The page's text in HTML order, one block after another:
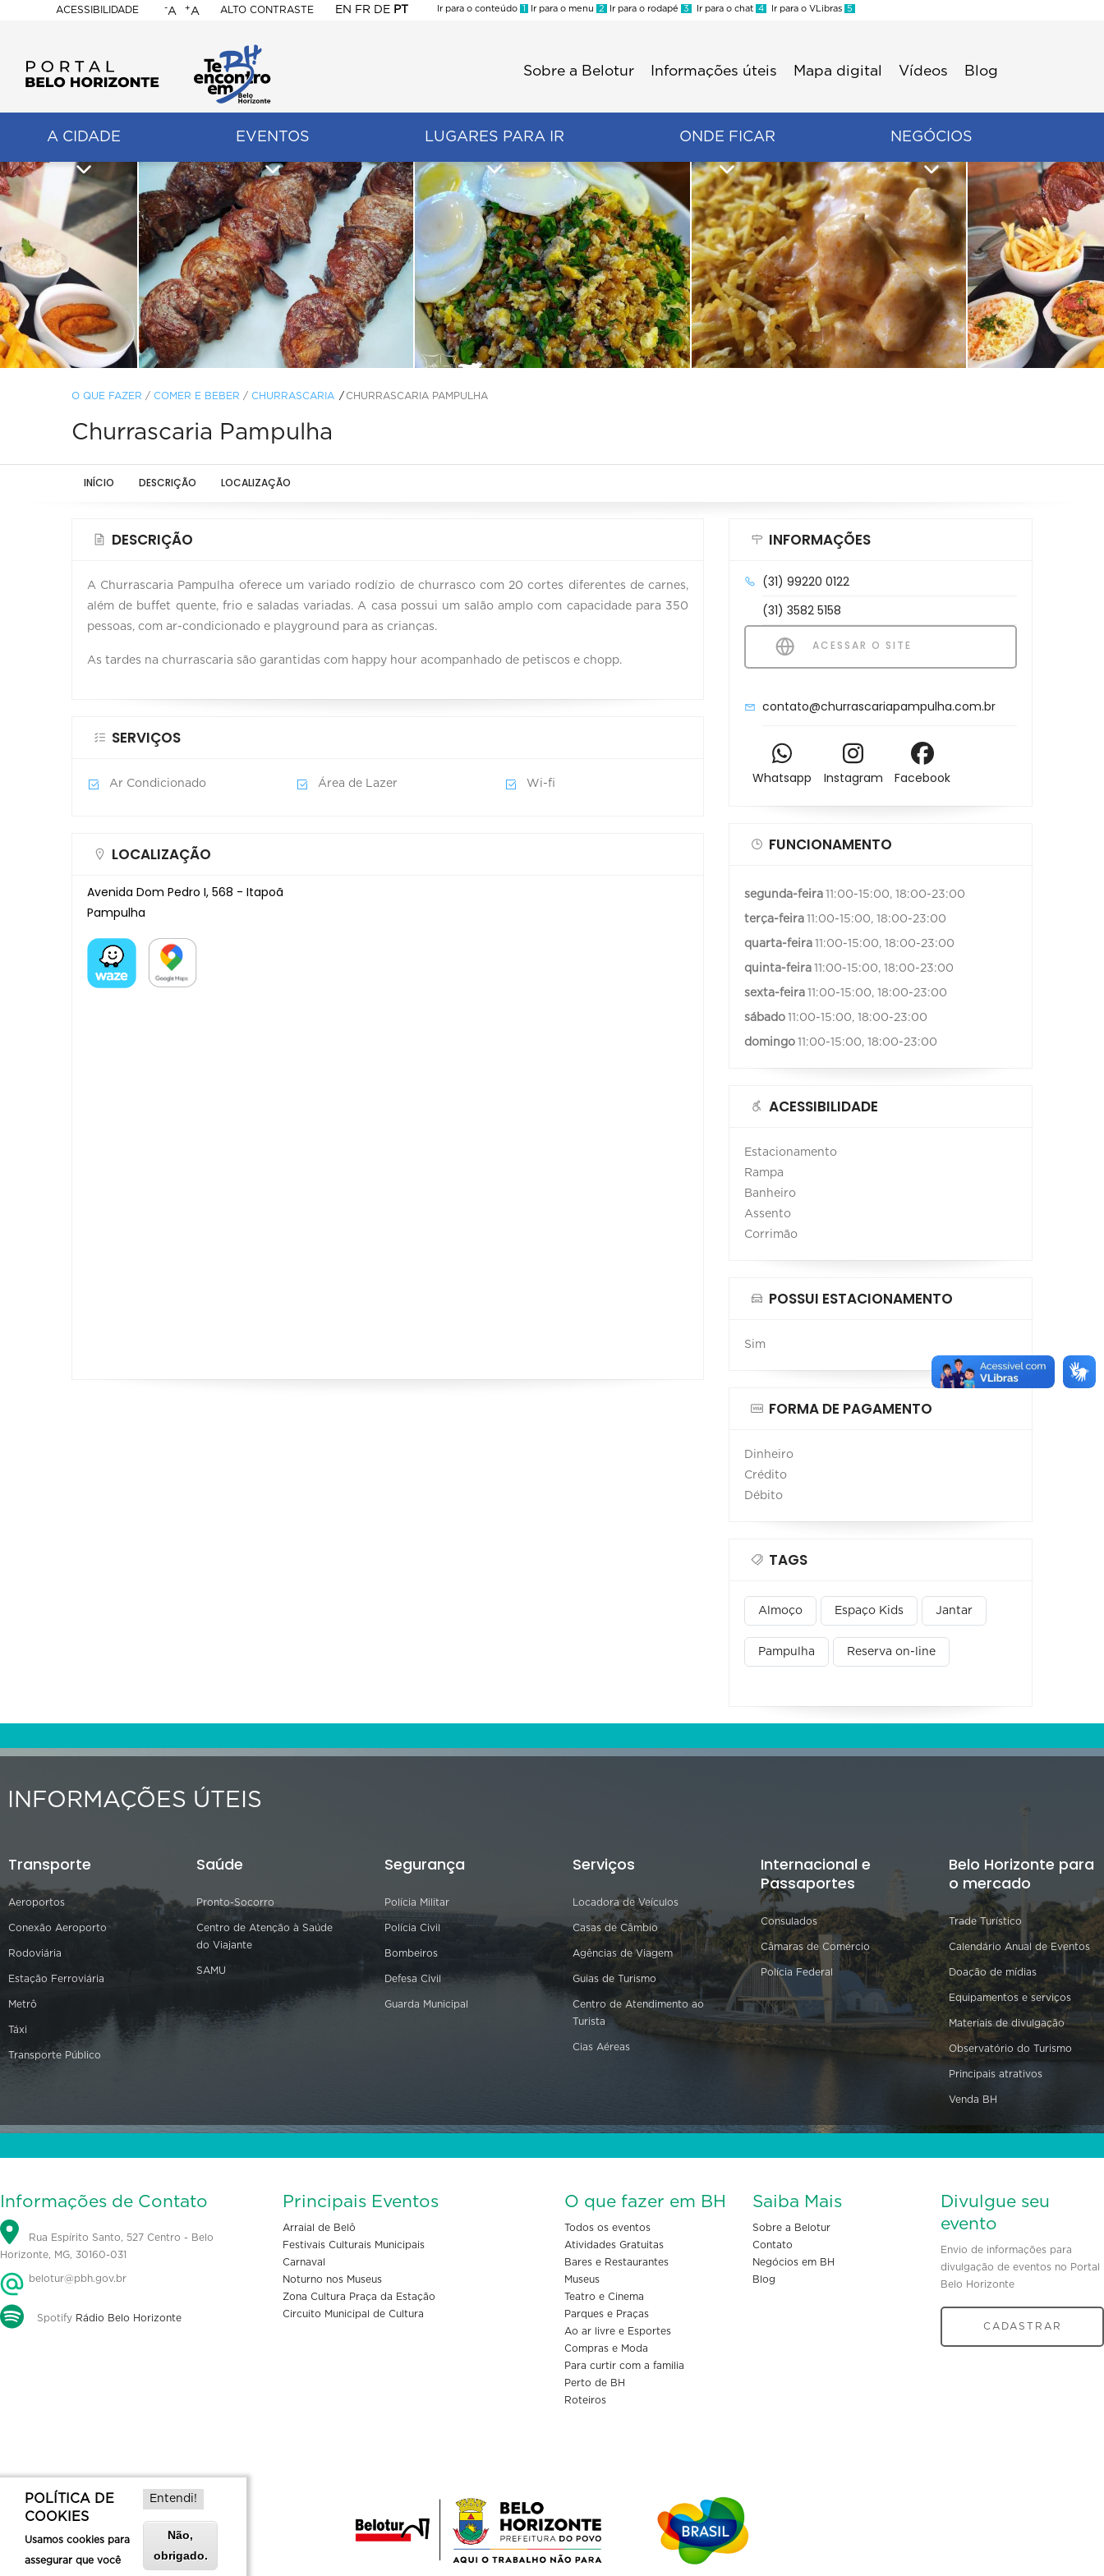
ACESSIBILIDADE
BELO
HORIZONTE
-A +A ALTO CONTRASTE EN FR DE PT
Ir para o conteúdo 1 Ir para o menu 2 Ir para o rodapé 3 Ir para o chat 4 Ir para o VLibras 5
Sobre a Belotur Informações úteis Mapa digital Vídeos Blog
A CIDADE EVENTOS LUGARES PARA IR ONDE FICAR NEGÓCIOS
O QUE FAZER / COMER E BEBER / CHURRASCARIA CHURRASCARIA PAMPULHA
Churrascaria Pampulha
INÍCIO DESCRIÇÃO LOCALIZAÇÃO
DESCRIÇÃO
A Churrascaria Pampulha oferece um variado rodízio de churrasco com 20 cortes diferentes de carnes,
além de buffet quente, frio e saladas variadas. A casa possui um salão amplo com capacidade para 350
pessoas, com ar-condicionado e playground para as crianças.
As tardes na churrascaria são garantidas com happy hour acompanhado de petiscos e chopp.
SERVIÇOS
Ar Condicionado Área de Lazer Wi-fi
LOCALIZAÇÃO
Avenida Dom Pedro I, 568 - Itapoã
Pampulha
INFORMAÇÕES
(31) 99220 0122
(31) 3582 5158
ACESSAR O SITE
contato@churrascariapampulha.com.br
Whatsapp Instagram Facebook
FUNCIONAMENTO
segunda-feira 11:00-15:00, 18:00-23:00
terça-feira 11:00-15:00, 18:00-23:00
quarta-feira 11:00-15:00, 18:00-23:00
quinta-feira 11:00-15:00, 18:00-23:00
sexta-feira 11:00-15:00, 18:00-23:00
sábado 11:00-15:00, 18:00-23:00
domingo 11:00-15:00, 18:00-23:00
ACESSIBILIDADE
Estacionamento
Rampa
Banheiro
Assento
Corrimão
POSSUI ESTACIONAMENTO
Sim
FORMA DE PAGAMENTO
Dinheiro
Crédito
Débito
TAGS
Almoço Espaço Kids Jantar
Pampulha Reserva on-line
INFORMAÇÕES ÚTEIS
Transporte
Aeroportos
Conexão Aeroporto
Rodoviária
Estação Ferroviária
Metrô
Táxi
Transporte Público
Saúde
Pronto-Socorro
Centro de Atenção à Saúde
do Viajante
SAMU
Segurança
Polícia Militar
Polícia Civil
Bombeiros
Defesa Civil
Guarda Municipal
Serviços
Locadora de Veículos
Casas de Câmbio
Agências de Viagem
Guias de Turismo
Centro de Atendimento ao
Turista
Cias Aéreas
Internacional e
Passaportes
Consulados
Câmaras de Comércio
Polícia Federal
Belo Horizonte para
o mercado
Trade Turístico
Calendário Anual de Eventos
Doação de mídias
Equipamentos e serviços
Materiais de divulgação
Observatório do Turismo
Principais atrativos
Venda BH
Informações de Contato
Rua Espírito Santo, 527 Centro - Belo
Horizonte, MG, 30160-031
belotur@pbh.gov.br
Spotify Rádio Belo Horizonte
Principais Eventos
Arraial de Belô
Festivais Culturais Municipais
Carnaval
Noturno nos Museus
Zona Cultura Praça da Estação
Circuito Municipal de Cultura
O que fazer em BH
Todos os eventos
Atividades Gratuitas
Bares e Restaurantes
Museus
Teatro e Cinema
Parques e Praças
Ao ar livre e Esportes
Compras e Moda
Para curtir com a familia
Perto de BH
Roteiros
Saiba Mais
Sobre a Belotur
Contato
Negócios em BH
Blog
Divulgue seu
evento
Envio de informações para
divulgação de eventos no Portal
Belo Horizonte
CADASTRAR
POLÍTICA DE
COOKIES
Usamos cookies para
assegurar que você
Entendi!
Não,
obrigado.